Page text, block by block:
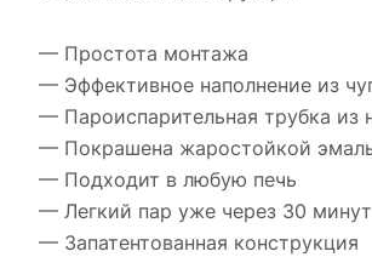
— Простота монтажа
— Эффективное наполнение из
— Пароиспарительная трубка из
— Покрашена жаростойкой
— Подходит в любую печь
— Легкий пар уже через 30 минут
— Запатентованная конструкция